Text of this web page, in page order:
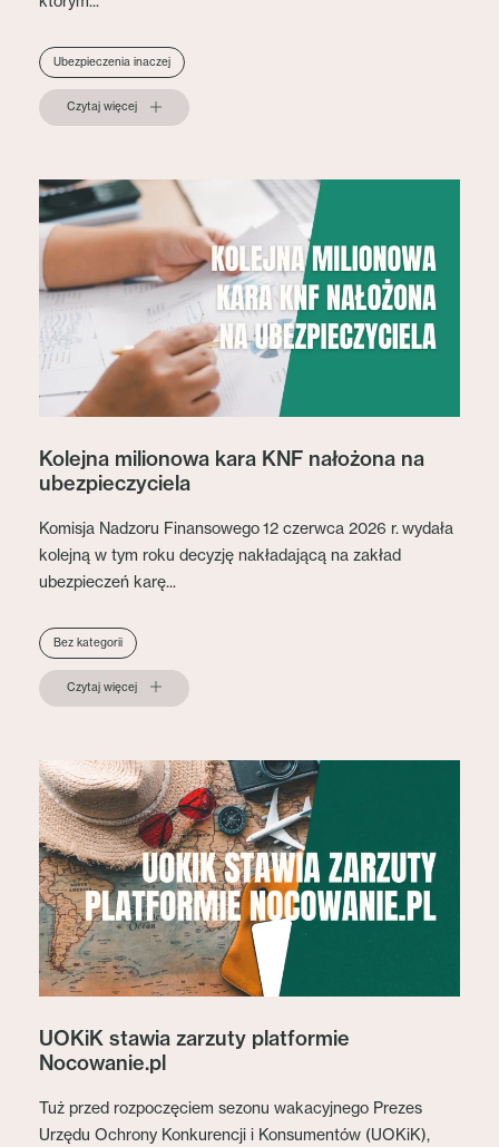
Ubezpieczenia inaczej
Czytaj więcej
Kolejna milionowa kara KNF nałożona na
ubezpieczyciela
Komisja Nadzoru Finansowego 12 czerwca 2026 r. wydała
kolejną w tym roku decyzję nakładającą na zakład
ubezpieczeń karę...
Bez kategorii
Czytaj więcej
UOKiK stawia zarzuty platformie
Nocowanie.pl
Tuż przed rozpoczęciem sezonu wakacyjnego Prezes
Urzędu Ochrony Konkurencji i Konsumentów (UOKiK),